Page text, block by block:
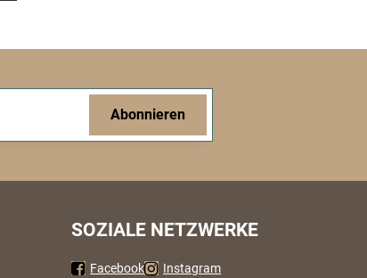
Abonnieren
SOZIALE NETZWERKE
Facebook Instagram